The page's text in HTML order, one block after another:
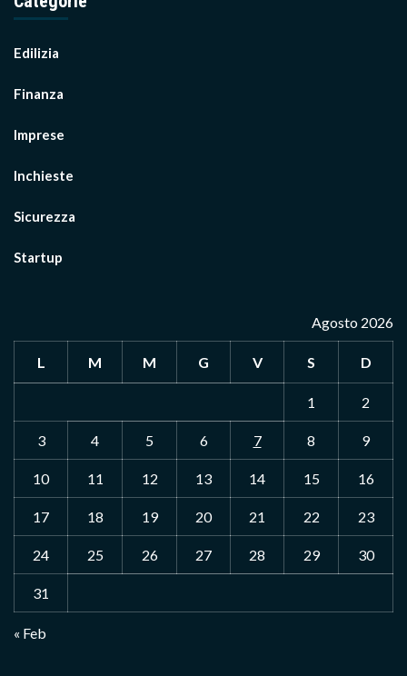
Edilizia
Finanza
Imprese
Inchieste
Sicurezza
Startup
Agosto 2026
L M M G V S D
1 2
3 4 5 6 7 8 9
10 11 12 13 14 15 16
17 18 19 20 21 22 23
24 25 26 27 28 29 30
31
« Feb